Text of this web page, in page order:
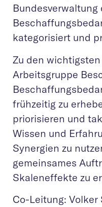
kategorisiert und
Zu den
Arbeitsgruppe
frühzeitig zu
priorisieren und
Wissen und
Synergien zu
gemeinsames
Skaleneffekte zu
Co-Leitung: